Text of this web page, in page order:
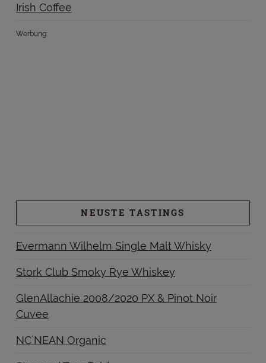
Irish Coffee
Werbung:
NEUSTE TASTINGS
Evermann Wilhelm Single Malt Whisky
Stork Club Smoky Rye Whiskey
GlenAllachie 2008/2020 PX & Pinot Noir
Cuvee
NC´NEAN Organic